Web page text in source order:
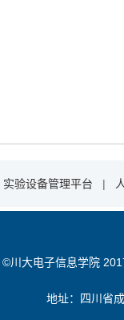
实验设备管理平台 |
©川大电子信息学院
地址：四川省